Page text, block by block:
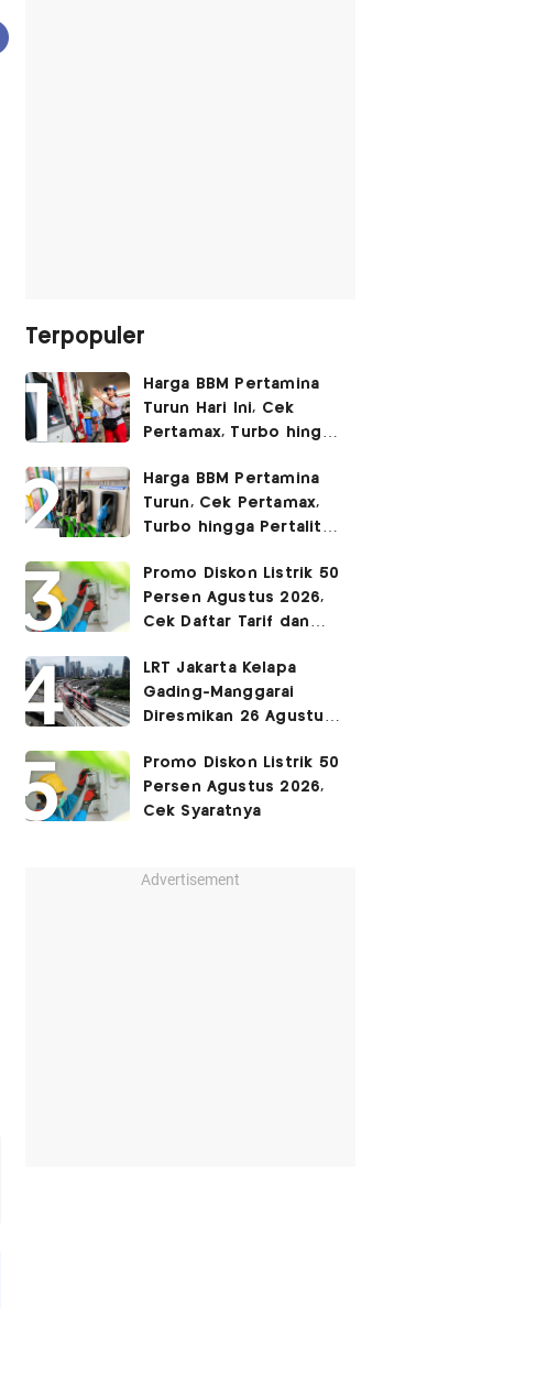
Terpopuler
Harga BBM Pertamina
Turun Hari Ini, Cek
Pertamax, Turbo hingga
2026
Harga BBM Pertamina
Turun, Cek Pertamax,
Turbo hingga Pertalite
Promo Diskon Listrik 50
Persen Agustus 2026,
Cek Daftar Tarif dan
LRT Jakarta Kelapa
Gading-Manggarai
Diresmikan 26 Agustus
Promo Diskon Listrik 50
Persen Agustus 2026,
Cek Syaratnya
Advertisement